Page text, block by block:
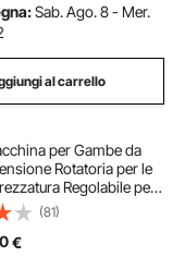
Sab. Ago. 8 - Mer.
al carrello
per Gambe da
Rotatoria per le
Regolabile per
per Corpo, Panca
Pesante per
249,5 kg
(81)
€